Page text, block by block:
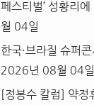
페스티벌’ 성황리에
월 04일
한국·브라질 슈퍼
2026년 08월 04일
[정봉수 칼럼] 약